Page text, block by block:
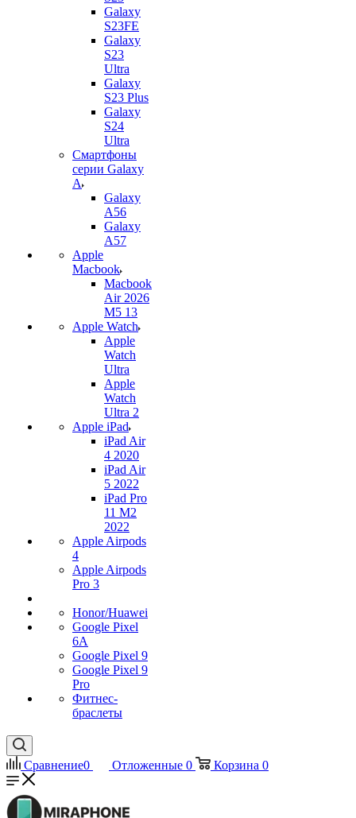
Galaxy
S23FE
Galaxy
S23
Ultra
Galaxy
S23 Plus
Galaxy
S24
Ultra
Смартфоны
серии Galaxy
A
Galaxy
A56
Galaxy
A57
Apple
Macbook
Macbook
Air 2026
M5 13
Apple Watch
Apple
Watch
Ultra
Apple
Watch
Ultra 2
Apple iPad
iPad Air
4 2020
iPad Air
5 2022
iPad Pro
11 M2
2022
Apple Airpods
4
Apple Airpods
Pro 3
Honor/Huawei
Google Pixel
6A
Google Pixel 9
Google Pixel 9
Pro
Фитнес-
браслеты
Сравнение0 Отложенные 0 Корзина 0